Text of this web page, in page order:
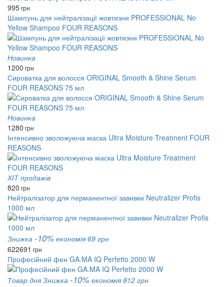
995грн
Шампунь для нейтралізації жовтизни PROFESSIONAL No
Yellow Shampoo FOUR REASONS
Новинка
1200 грн
Сироватка для волосся ORIGINAL Smooth & Shine Serum
FOUR REASONS 75 мл
Новинка
1280 грн
Інтенсивно зволожуюча маска Ultra Moisture Treatment FOUR
REASONS
ХІТ продажів
820 грн
Нейтралізатор для перманентної завивки Neutralizer Profis
1000 мл
Знижка -10% економія 69 грн
622691 грн
Професійний фен GA.MA IQ Perfetto 2000 W
Товар дня Знижка -10% економія 812 грн